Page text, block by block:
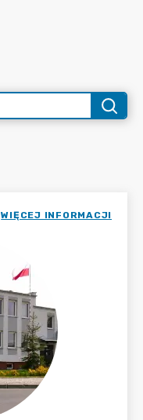
WIĘCEJ INFORMACJI